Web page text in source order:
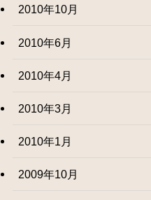
2010年10月
2010年6月
2010年4月
2010年3月
2010年1月
2009年10月